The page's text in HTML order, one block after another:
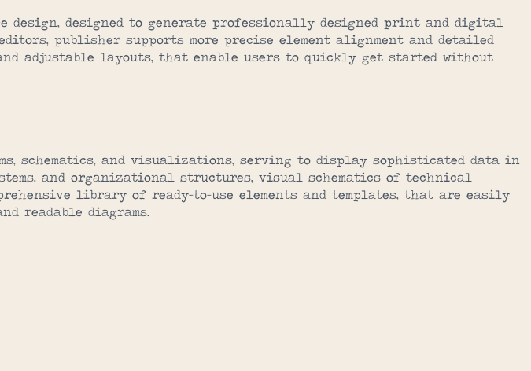
designed to generate professionally designed print and digital
publisher supports more precise element alignment and detailed
adjustable layouts, that enable users to quickly get started without
schematics, and visualizations, serving to display sophisticated data in
and organizational structures, visual schematics of technical
library of ready-to-use elements and templates, that are easily
readable diagrams.